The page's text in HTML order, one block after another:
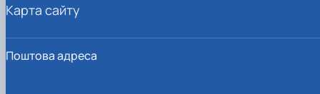
Поштова адреса
Карта сайту